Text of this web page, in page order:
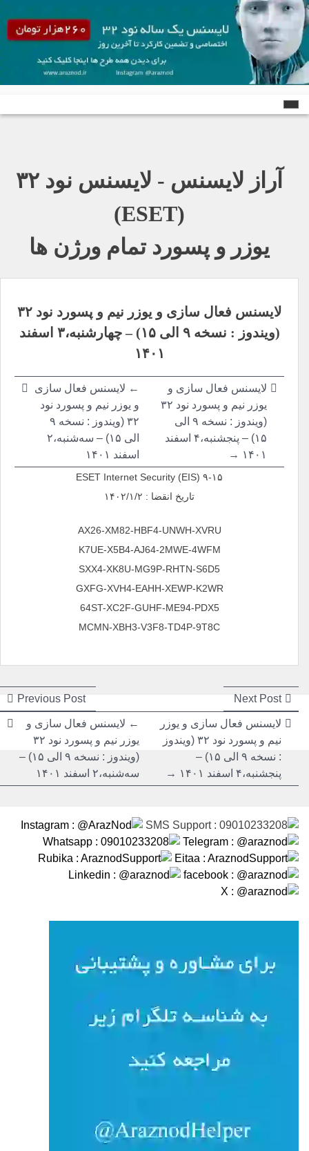
آراز لایسنس - لایسنس نود ٣٢
(ESET)
یوزر و پسورد تمام ورژن ها
لایسنس فعال سازی و یوزر نیم و پسورد نود ۳۲
(ویندوز : نسخه ۹ الی ۱۵) – چهارشنبه،۳ اسفند
۱۴۰۱
راهبری
نوشته
← لایسنس فعال سازی
و یوزر نیم و پسورد نود
۳۲ (ویندوز : نسخه ۹
الی ۱۵) – سه‌شنبه،۲
اسفند ۱۴۰۱
لایسنس فعال سازی و
یوزر نیم و پسورد نود ۳۲
(ویندوز : نسخه ۹ الی
۱۵) – پنجشنبه،۴ اسفند
۱۴۰۱ →
ESET Internet Security (EIS) ۹-۱۵
تاریخ انقضا : ۱۴۰۲/۱/۲
AX26-XM82-HBF4-UNWH-XVRU
K7UE-X5B4-AJ64-2MWE-4WFM
SXX4-XK8U-MG9P-RHTN-S6D5
GXFG-XVH4-EAHH-XEWP-K2WR
64ST-XC2F-GUHF-ME94-PDX5
MCMN-XBH3-V3F8-TD4P-9T8C
راهبری
نوشته
Previous Post Next Post
post:
راهبری
نوشته
← لایسنس فعال سازی و
یوزر نیم و پسورد نود ۳۲
(ویندوز : نسخه ۹ الی ۱۵) –
سه‌شنبه،۲ اسفند ۱۴۰۱
لایسنس فعال سازی و یوزر
نیم و پسورد نود ۳۲ (ویندوز
: نسخه ۹ الی ۱۵) –
پنجشنبه،۴ اسفند ۱۴۰۱ →